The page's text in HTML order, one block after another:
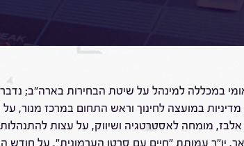
במכללה למינהל על שיטת הבחירות בארה"ב;
במועצה לחינוך וראש התחום במרכז מנור,
מומחה לאסטרטגיה ושיווק, על עצות
יו"ר עמותת "חיים עם סרטן הערמונית", על חודש